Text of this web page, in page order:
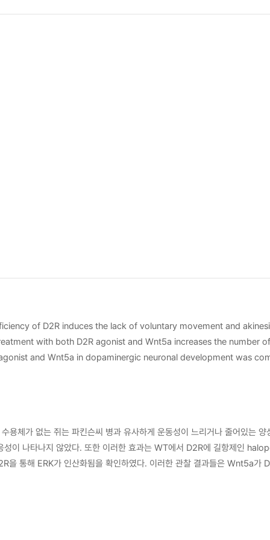
of D2R induces the lack of voluntary movement and
with both D2R agonist and Wnt5a increases the number of
and Wnt5a in dopaminergic neuronal development was
was shown that Wnt5a was associated with D2R. Dishevelled 3
neuronal development via PI3K and ERK pathway.
체가 없는 쥐는 파킨슨씨 병과 유사하게 운동성이 느리거나 줄어있는 양
이 나타나지 않았다. 또한 이러한 효과는 WT에서 D2R에 길항제인
통해 ERK가 인산화됨을 확인하였다. 이러한 관찰 결과들은 Wnt5a가